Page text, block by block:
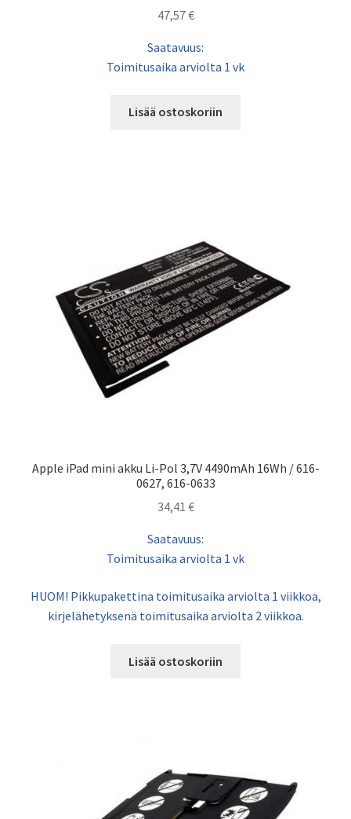
47,57€
Saatavuus:
Toimitusaika arviolta 1 vk
Lisää ostoskoriin
Apple iPad mini akku Li-Pol 3,7V 4490mAh 16Wh / 616-
0627, 616-0633
34,41 €
Saatavuus:
Toimitusaika arviolta 1 vk
HUOM! Pikkupakettina toimitusaika arviolta 1 viikkoa,
kirjelähetyksenä toimitusaika arviolta 2 viikkoa.
Lisää ostoskoriin